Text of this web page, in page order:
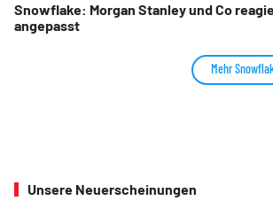
Snowflake: Morgan Stanley und Co
angepasst
Mehr
Unsere Neuerscheinungen